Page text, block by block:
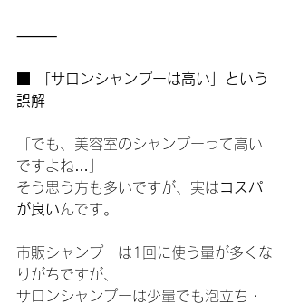
⸻
■ 「サロンシャンプーは高い」という
誤解
「でも、美容室のシャンプーって高い
ですよね…」
そう思う方も多いですが、実はコスパ
が良いんです。
市販シャンプーは1回に使う量が多くな
りがちですが、
サロンシャンプーは少量でも泡立ち・